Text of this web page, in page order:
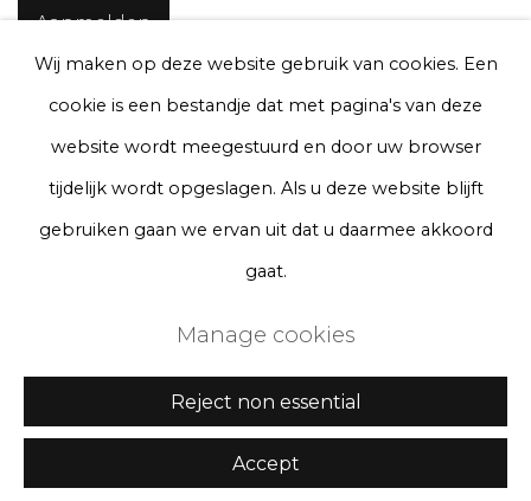
Aanmelden
We will process the personal data you have supplied to communicate with
you in accordance with our
Privacy Policy
. You can unsubscribe or change
your preferences at any time by clicking the link in our emails.
Manage cookies
Copyright © 2026 Rademakers Gallery
Website door Artlogic
Wij maken op deze website gebruik van cookies. Een
cookie is een bestandje dat met pagina's van deze
website wordt meegestuurd en door uw browser
tijdelijk wordt opgeslagen. Als u deze website blijft
gebruiken gaan we ervan uit dat u daarmee akkoord
gaat.
Manage cookies
Reject non essential
Accept